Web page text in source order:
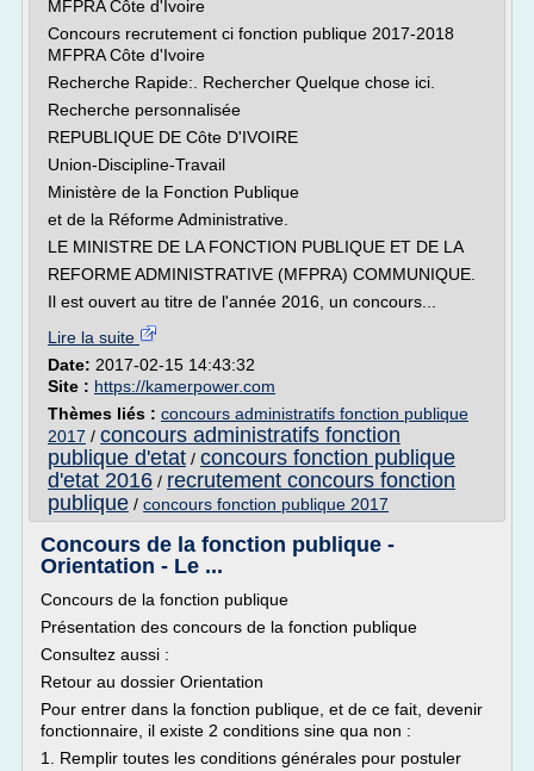
MFPRA Côte d'Ivoire
Concours recrutement ci fonction publique 2017-2018
MFPRA Côte d'Ivoire
Recherche Rapide:. Rechercher Quelque chose ici.
Recherche personnalisée
REPUBLIQUE DE Côte D'IVOIRE
Union-Discipline-Travail
Ministère de la Fonction Publique
et de la Réforme Administrative.
LE MINISTRE DE LA FONCTION PUBLIQUE ET DE LA
REFORME ADMINISTRATIVE (MFPRA) COMMUNIQUE.
Il est ouvert au titre de l'année 2016, un concours...
Lire la suite
Date: 2017-02-15 14:43:32
Site : https://kamerpower.com
Thèmes liés : concours administratifs fonction publique
2017 / concours administratifs fonction
publique d'etat / concours fonction publique
d'etat 2016 / recrutement concours fonction
publique / concours fonction publique 2017
Concours de la fonction publique -
Orientation - Le ...
Concours de la fonction publique
Présentation des concours de la fonction publique
Consultez aussi :
Retour au dossier Orientation
Pour entrer dans la fonction publique, et de ce fait, devenir
fonctionnaire, il existe 2 conditions sine qua non :
1. Remplir toutes les conditions générales pour postuler